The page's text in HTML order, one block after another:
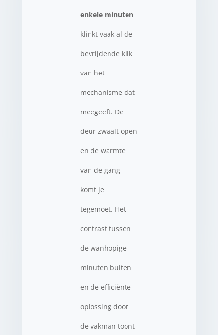
enkele minuten
klinkt vaak al de
bevrijdende klik
van het
mechanisme dat
meegeeft. De
deur zwaait open
en de warmte
van de gang
komt je
tegemoet. Het
contrast tussen
de wanhopige
minuten buiten
en de efficiënte
oplossing door
de vakman toont